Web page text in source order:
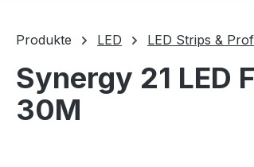
Produkte LED LED Strips &
Synergy 21 LED
30M